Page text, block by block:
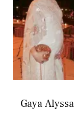
Gaya